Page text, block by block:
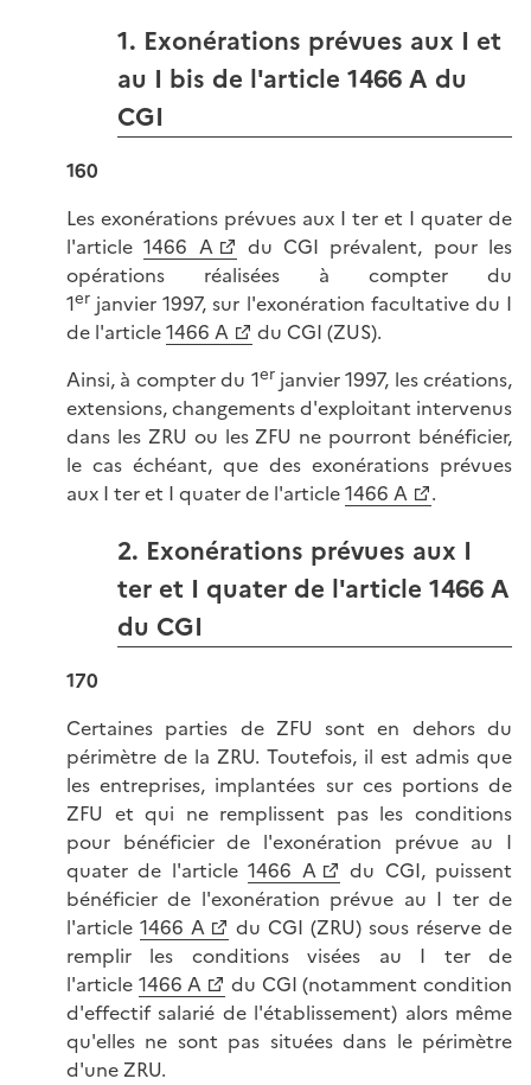
1. Exonérations prévues aux I et
au I bis de l'article 1466 A du
CGI
160
Les exonérations prévues aux I ter et I quater de
l'article1466 A
du CGI prévalent, pour les
opérations réalisées à compter du
1er janvier 1997, sur l'exonération facultative du I
de l'article1466 A
du CGI (ZUS).
Ainsi, à compter du 1erjanvier 1997, les créations,
extensions, changements d'exploitant intervenus
dans les ZRU ou les ZFU ne pourront bénéficier,
le cas échéant, que des exonérations prévues
aux I ter et I quater de l'article1466 A .
2. Exonérations prévues aux I
ter et I quater de l'article 1466 A
du CGI
170
Certaines parties de ZFU sont en dehors du
périmètre de la ZRU. Toutefois, il est admis que
les entreprises, implantées sur ces portions de
ZFU et qui ne remplissent pas les conditions
pour bénéficier de l'exonération prévue au I
quater de l'article1466 A
du CGI, puissent
bénéficier de l'exonération prévue au I ter de
l'article 1466 A
du CGI (ZRU) sous réserve de
remplir les conditions visées au I ter de
l'article 1466 A
du CGI (notamment condition
d'effectif salarié de l'établissement) alors même
qu'elles ne sont pas situées dans le périmètre
d'une ZRU.